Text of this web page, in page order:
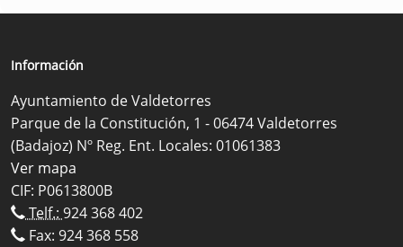
Información
Ayuntamiento de Valdetorres
Parque de la Constitución, 1 - 06474 Valdetorres
(Badajoz) Nº Reg. Ent. Locales: 01061383
Ver mapa
CIF: P0613800B
Telf.: 924 368 402
Fax: 924 368 558